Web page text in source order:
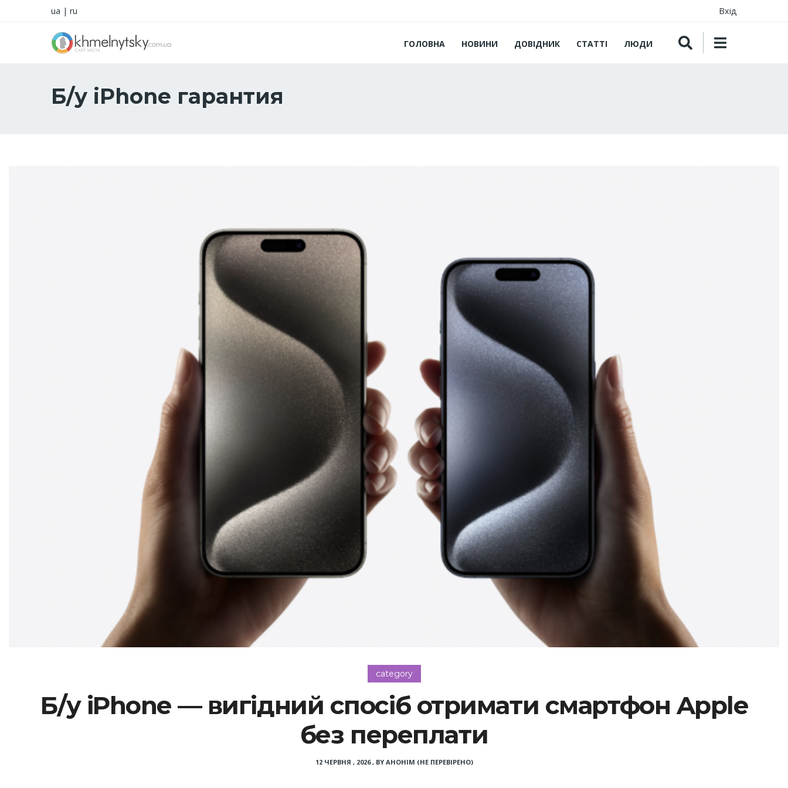
ua | ru Вхід
ГОЛОВНА НОВИНИ ДОВІДНИК СТАТТІ ЛЮДИ
Б/у iPhone гарантия
category
Б/у iPhone — вигідний спосіб отримати смартфон Apple
без переплати
12 ЧЕРВНЯ , 2026, BY АНОНІМ (НЕ ПЕРЕВІРЕНО)